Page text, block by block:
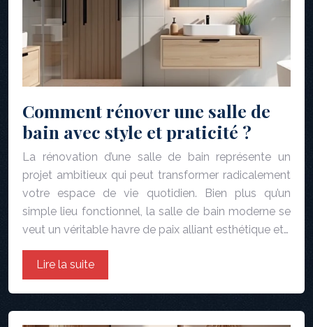
Comment rénover une salle de
bain avec style et praticité ?
La rénovation d’une salle de bain représente un
projet ambitieux qui peut transformer radicalement
votre espace de vie quotidien. Bien plus qu’un
simple lieu fonctionnel, la salle de bain moderne se
veut un véritable havre de paix alliant esthétique et…
Lire la suite